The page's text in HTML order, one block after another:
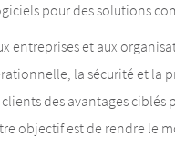
pour des solutions
entreprises et aux
la sécurité et la
des avantages ciblés
objectif est de rendre le